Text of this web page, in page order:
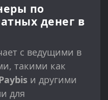
по
денег в
с ведущими в
такими как
и другими
для